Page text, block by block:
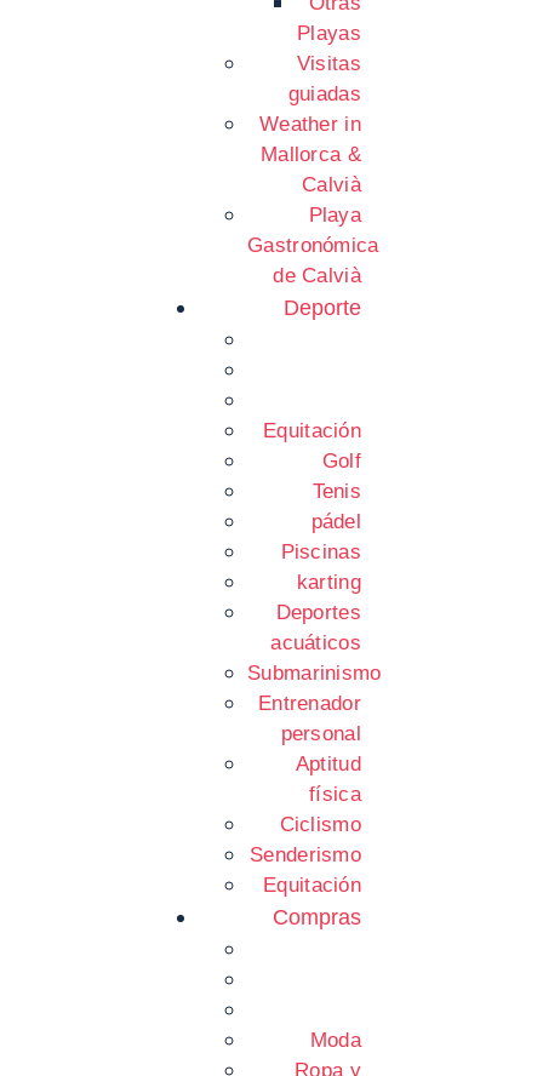
Playas
Visitas
guiadas
Weather in
Mallorca &
Calvià
Playa
Gastronómica
de Calvià
Deporte
Equitación
Golf
Tenis
pádel
Piscinas
karting
Deportes
acuáticos
Submarinismo
Entrenador
personal
Aptitud
física
Ciclismo
Senderismo
Equitación
Compras
Moda
Ropa y